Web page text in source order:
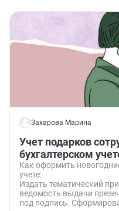
Захарова Марина
Учет подарков
бухгалтерском
Как оформить
учете:
Издать тематический
ведомость выдачи
под подпись.